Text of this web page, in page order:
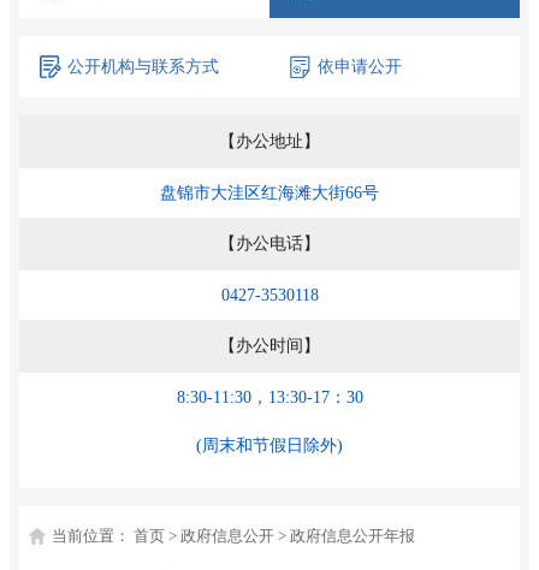
公开机构与联系方式 依申请公开
【办公地址】
盘锦市大洼区红海滩大街66号
【办公电话】
0427-3530118
【办公时间】
8:30-11:30，13:30-17：30
(周末和节假日除外)
当前位置：首页 > 政府信息公开 > 政府信息公开年报